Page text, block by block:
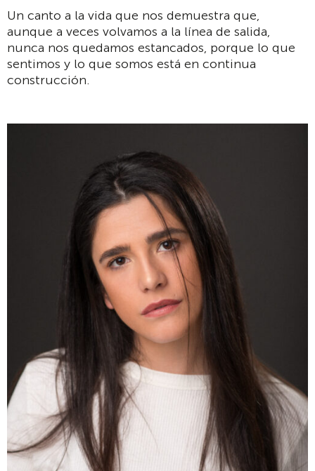
Un canto a la vida que nos demuestra que,
aunque a veces volvamos a la línea de salida,
nunca nos quedamos estancados, porque lo que
sentimos y lo que somos está en continua
construcción.